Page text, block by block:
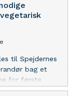
til Spejdernes
bag et
for første
Dagrofa